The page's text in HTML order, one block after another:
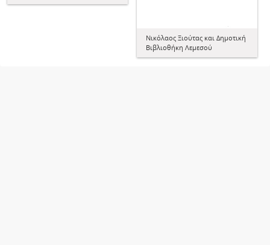
Νικόλαος Ξιούτας και Δημοτική
Βιβλιοθήκη Λεμεσού